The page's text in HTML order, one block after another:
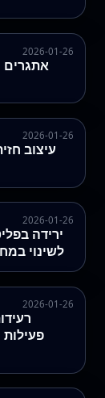
2026-01-26
אתגרים
2026-01-26
עיצוב
2026-01-26
ירידה
לשינוי
2026-01-26